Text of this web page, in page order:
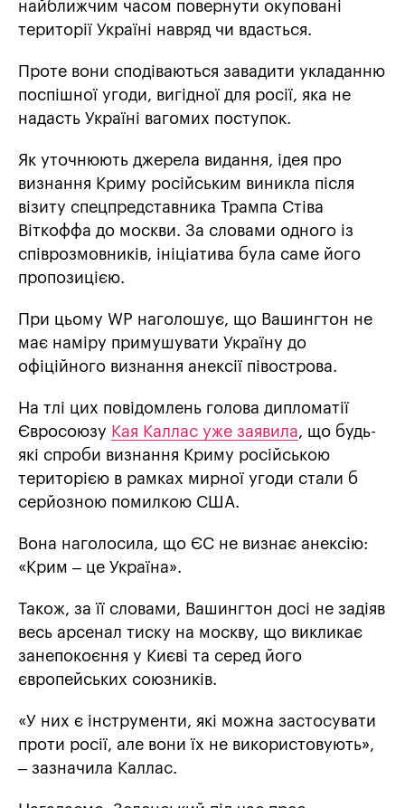
найближчим часом повернути окуповані
території Україні навряд чи вдасться.
Проте вони сподіваються завадити укладанню
поспішної угоди, вигідної для росії, яка не
надасть Україні вагомих поступок.
Як уточнюють джерела видання, ідея про
визнання Криму російським виникла після
візиту спецпредставника Трампа Стіва
Віткоффа до москви. За словами одного із
співрозмовників, ініціатива була саме його
пропозицією.
При цьому WP наголошує, що Вашингтон не
має наміру примушувати Україну до
офіційного визнання анексії півострова.
На тлі цих повідомлень голова дипломатії
Євросоюзу Кая Каллас уже заявила, що будь-
які спроби визнання Криму російською
територією в рамках мирної угоди стали б
серйозною помилкою США.
Вона наголосила, що ЄС не визнає анексію:
«Крим – це Україна».
Також, за її словами, Вашингтон досі не задіяв
весь арсенал тиску на москву, що викликає
занепокоєння у Києві та серед його
європейських союзників.
«У них є інструменти, які можна застосувати
проти росії, але вони їх не використовують»,
– зазначила Каллас.